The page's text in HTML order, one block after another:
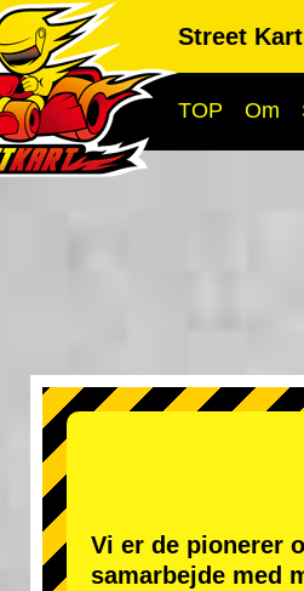
Street
TOP Om
Vi er de pionerer
samarbejde med